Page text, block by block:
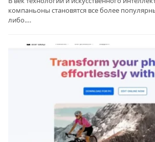
компаньоны становятся все более
либо.…